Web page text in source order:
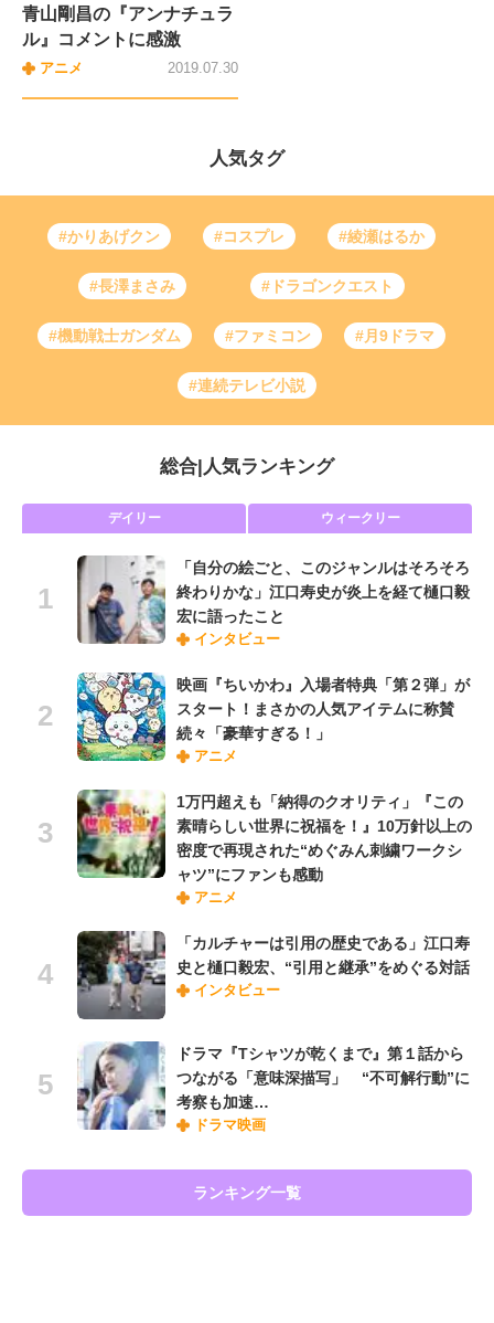
青山剛昌の『アンナチュラ
ル』コメントに感激
アニメ 2019.07.30
人気タグ
#かりあげクン #コスプレ #綾瀬はるか
#長澤まさみ #ドラゴンクエスト
#機動戦士ガンダム #ファミコン #月9ドラマ
#連続テレビ小説
総合 人気ランキング
デイリー ウィークリー
「自分の絵ごと、このジャンルはそろそろ
終わりかな」江口寿史が炎上を経て樋口毅
宏に語ったこと
インタビュー
映画『ちいかわ』入場者特典「第２弾」が
スタート！まさかの人気アイテムに称賛
続々「豪華すぎる！」
アニメ
1万円超えも「納得のクオリティ」『この
素晴らしい世界に祝福を！』10万針以上の
密度で再現された“めぐみん刺繍ワークシ
ャツ”にファンも感動
アニメ
「カルチャーは引用の歴史である」江口寿
史と樋口毅宏、“引用と継承”をめぐる対話
インタビュー
ドラマ『Tシャツが乾くまで』第１話から
つながる「意味深描写」 “不可解行動”に
考察も加速…
ドラマ映画
ランキング一覧